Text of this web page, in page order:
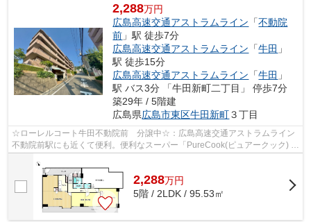
2,288万円
広島高速交通アストラムライン 「不動院
前 」駅 徒歩7分
広島高速交通アストラムライン 「牛田 」
駅 徒歩15分
広島高速交通アストラムライン 「牛田 」
駅 バス3分 「牛田新町二丁目」 停歩7分
築29年 / 5階建
広島県広島市東区牛田新町３丁目
☆ローレルコート牛田不動院前 分譲中☆：広島高速交通アストラムライン
不動院前駅にも近くて便利。便利なスーパー「PureCook(ピュアークック) 牛
2,288万円
5階 / 2LDK / 95.53㎡